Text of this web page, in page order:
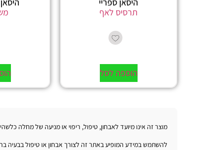
תרסיס לאף
הוספה לסל
מוצר זה אינו מיועד לאבחון, טיפול, ריפוי או מניעה של מחלה
להשתמש במידע המופיע באתר זה לצורך אבחון או טיפול בבעיה